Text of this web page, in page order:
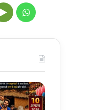
GoogleWhatsApp